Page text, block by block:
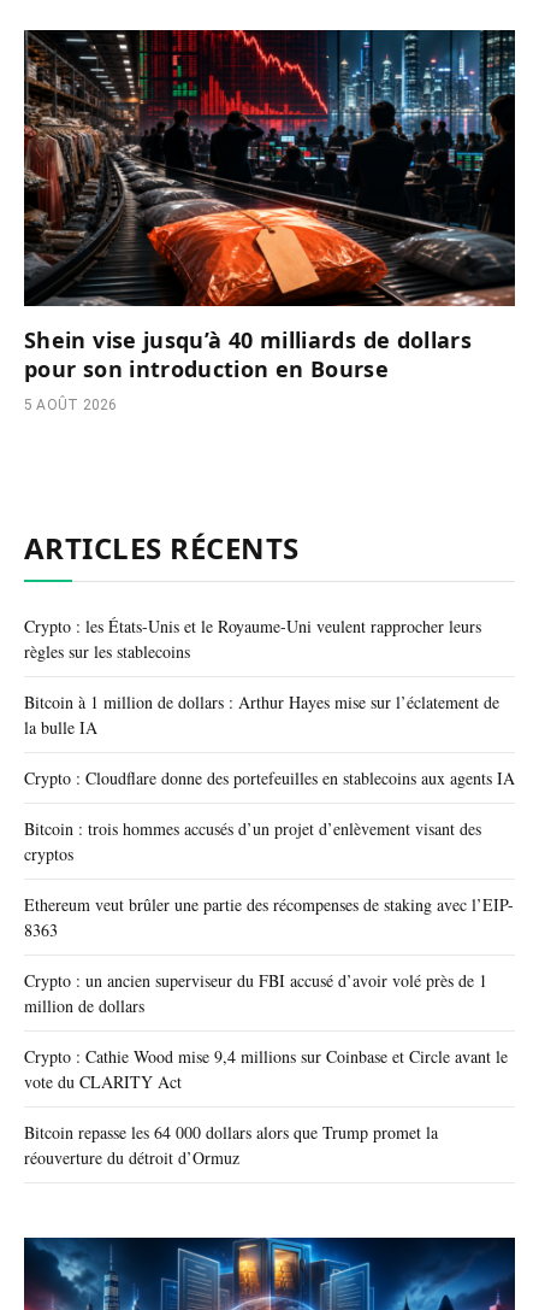
Shein vise jusqu’à 40 milliards de dollars
pour son introduction en Bourse
5 AOÛT 2026
ARTICLES RÉCENTS
Crypto : les États-Unis et le Royaume-Uni veulent rapprocher leurs
règles sur les stablecoins
Bitcoin à 1 million de dollars : Arthur Hayes mise sur l’éclatement de
la bulle IA
Crypto : Cloudflare donne des portefeuilles en stablecoins aux agents IA
Bitcoin : trois hommes accusés d’un projet d’enlèvement visant des
cryptos
Ethereum veut brûler une partie des récompenses de staking avec l’EIP-
8363
Crypto : un ancien superviseur du FBI accusé d’avoir volé près de 1
million de dollars
Crypto : Cathie Wood mise 9,4 millions sur Coinbase et Circle avant le
vote du CLARITY Act
Bitcoin repasse les 64 000 dollars alors que Trump promet la
réouverture du détroit d’Ormuz